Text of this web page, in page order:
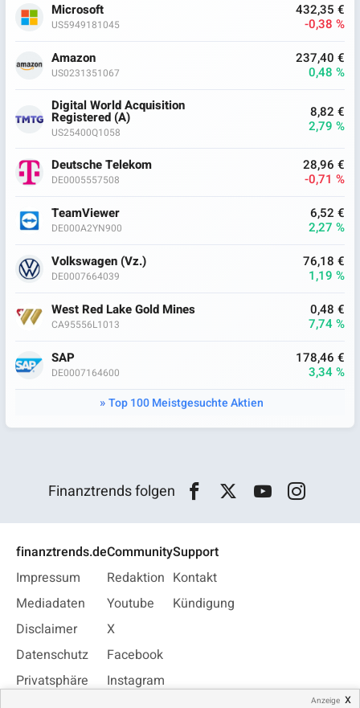
Microsoft
US5949181045
432,35 €
-0,38 %
Amazon
US0231351067
237,40 €
0,48 %
Digital World Acquisition
Registered (A)
US25400Q1058
8,82 €
2,79 %
Deutsche Telekom
DE0005557508
28,96 €
-0,71 %
TeamViewer
DE000A2YN900
6,52 €
2,27 %
Volkswagen (Vz.)
DE0007664039
76,18 €
1,19 %
West Red Lake Gold Mines
CA95556L1013
0,48 €
7,74 %
SAP
DE0007164600
178,46 €
3,34 %
Top 100 Meistgesuchte Aktien
Anzeige x
Finanztrends folgen
finanztrends.de
Impressum
Mediadaten
Disclaimer
Datenschutz
Privatsphäre
Community
Redaktion
Youtube
X
Facebook
Instagram
Support
Kontakt
Kündigung